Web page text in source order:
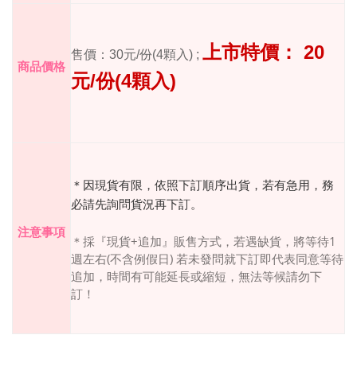
商品價格
售價： 30元/份(4顆入) ; 上市特價： 20
元/份(4顆入)
注意事項
＊因現貨有限，依照下訂順序出貨，若有急用，務
必請先詢問貨況再下訂。
＊採『現貨+追加』販售方式，若遇缺貨，將等待1
週左右(不含例假日) 若未發問就下訂即代表同意等待
追加，時間有可能延長或縮短，無法等候請勿下
訂！